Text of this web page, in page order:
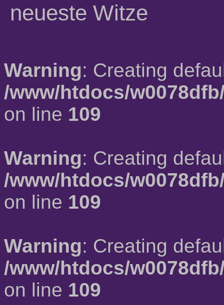
neueste Witze
Warning: Creating
/www/htdocs/
on line 109
Warning: Creating
/www/htdocs/
on line 109
Warning: Creating
/www/htdocs/
on line 109